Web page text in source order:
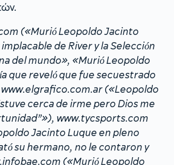
(«Murió Leopoldo Jacinto
de River y la Selección
del mundo», «Murió Leopoldo
que reveló que fue secuestrado
(«Leopoldo
cerca de irme pero Dios me
www.tycsports.com
Jacinto Luque en pleno
su hermano, no le contaron y
(«Murió Leopoldo